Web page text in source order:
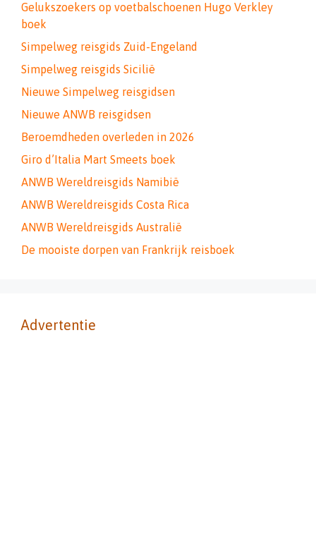
Gelukszoekers op voetbalschoenen Hugo Verkley
boek
Simpelweg reisgids Zuid-Engeland
Simpelweg reisgids Sicilië
Nieuwe Simpelweg reisgidsen
Nieuwe ANWB reisgidsen
Beroemdheden overleden in 2026
Giro d’Italia Mart Smeets boek
ANWB Wereldreisgids Namibië
ANWB Wereldreisgids Costa Rica
ANWB Wereldreisgids Australië
De mooiste dorpen van Frankrijk reisboek
Advertentie